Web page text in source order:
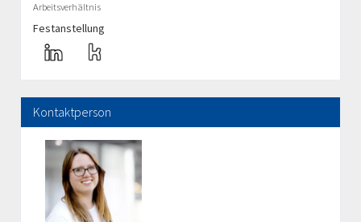
Arbeitsverhältnis
Festanstellung
Kontaktperson